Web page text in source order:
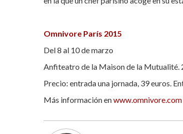
Omnivore París 2015
Del 8 al 10 de marzo
Anfiteatro de la Maison de la Mutualité.
Precio: entrada una jornada, 39 euros.
Más información enwww.omnivore.com